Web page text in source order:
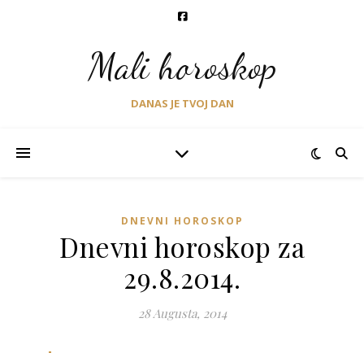
Mali horoskop
DANAS JE TVOJ DAN
DNEVNI HOROSKOP
Dnevni horoskop za
29.8.2014.
28 Augusta, 2014